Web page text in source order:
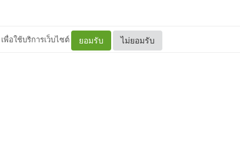
เพื่อใช้บริการเว็บไซต์ ยอมรับ ไม่ยอมรับ